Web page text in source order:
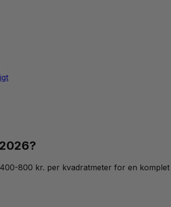
800 kr. per kvadratmeter for en